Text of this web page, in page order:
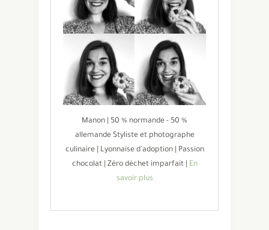
Manon | 50 % normande - 50 %
allemande Styliste et photographe
culinaire | Lyonnaise d'adoption | Passion
chocolat | Zéro déchet imparfait |
En
savoir plus